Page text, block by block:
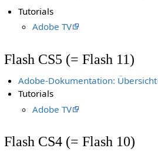
Tutorials
Adobe TV
Flash CS5 (= Flash 11)
Adobe-Dokumentation: Übersicht
Tutorials
Adobe TV
Flash CS4 (= Flash 10)